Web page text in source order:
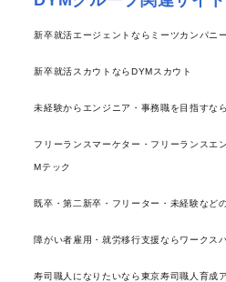
新卒就活エージェントならミーツカンパニー
新卒就活スカウトならDYMスカウト
未経験からエンジニア・事務職を目指すな
フリーランスマーケター・フリーランスエ
Mテック
既卒・第二新卒・フリーター・未経験など
障がい者雇用・就労移行支援ならワークス
寿司職人になりたいなら東京寿司職人育成